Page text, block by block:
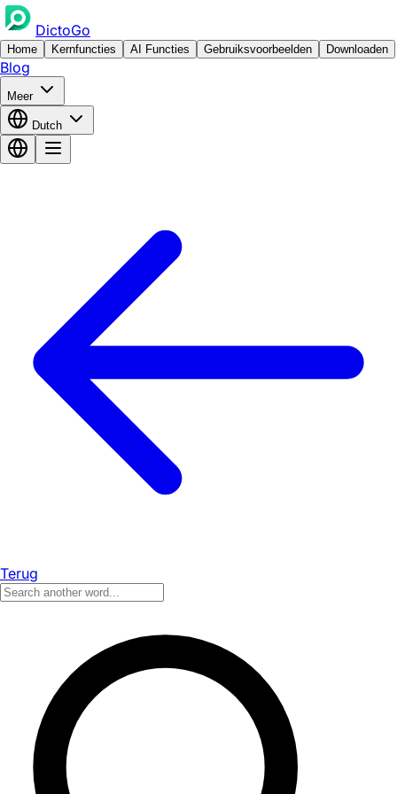
DictoGo
Home Kernfuncties AI Functies Gebruiksvoorbeelden Downloaden
Blog
Meer
Dutch
Terug